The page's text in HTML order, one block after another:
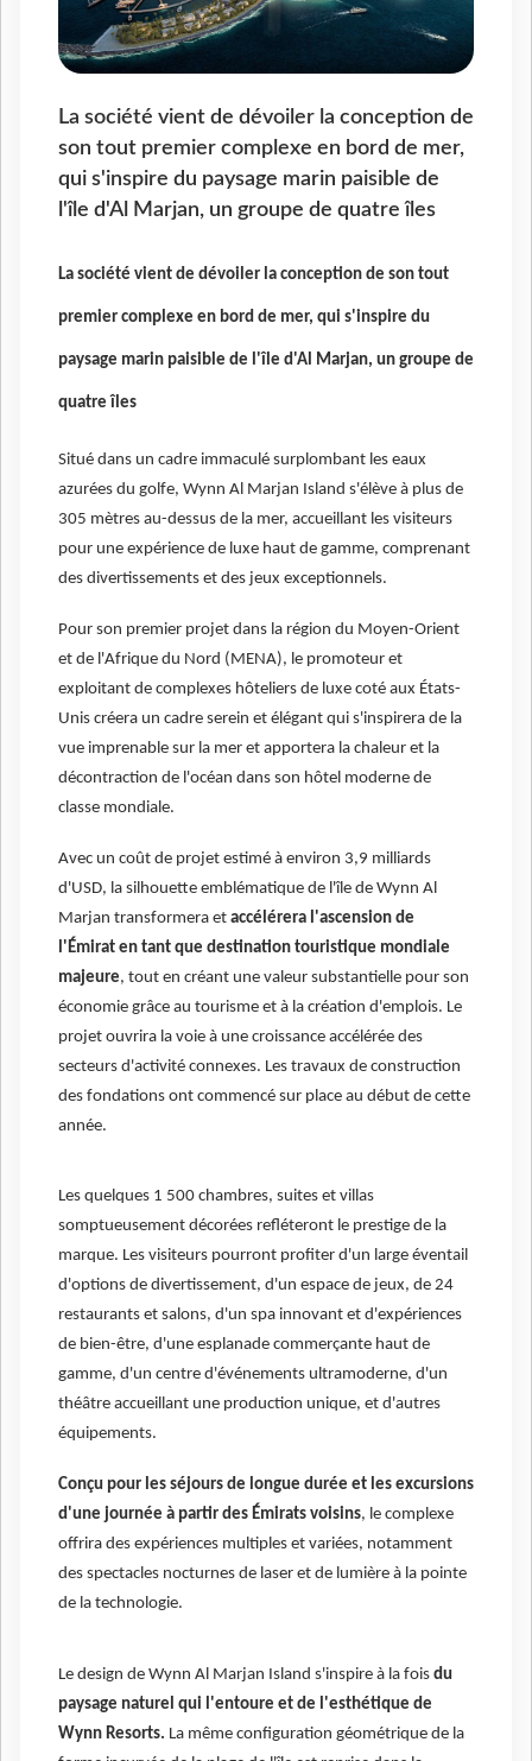
La société vient de dévoiler la conception de
son tout premier complexe en bord de mer,
qui s'inspire du paysage marin paisible de
l'île d'Al Marjan, un groupe de quatre îles
La société vient de dévoiler la conception de son tout
premier complexe en bord de mer, qui s'inspire du
paysage marin paisible de l'île d'Al Marjan, un groupe de
quatre îles
Situé dans un cadre immaculé surplombant les eaux
azurées du golfe, Wynn Al Marjan Island s'élève à plus de
305 mètres au-dessus de la mer, accueillant les visiteurs
pour une expérience de luxe haut de gamme, comprenant
des divertissements et des jeux exceptionnels.
Pour son premier projet dans la région du Moyen-Orient
et de l'Afrique du Nord (MENA), le promoteur et
exploitant de complexes hôteliers de luxe coté aux États-
Unis créera un cadre serein et élégant qui s'inspirera de la
vue imprenable sur la mer et apportera la chaleur et la
décontraction de l'océan dans son hôtel moderne de
classe mondiale.
Avec un coût de projet estimé à environ 3,9 milliards
d'USD, la silhouette emblématique de l'île de Wynn Al
Marjan transformera et accélérera l'ascension de
l'Émirat en tant que destination touristique mondiale
majeure, tout en créant une valeur substantielle pour son
économie grâce au tourisme et à la création d'emplois. Le
projet ouvrira la voie à une croissance accélérée des
secteurs d'activité connexes. Les travaux de construction
des fondations ont commencé sur place au début de cette
année.
Les quelques 1 500 chambres, suites et villas
somptueusement décorées refléteront le prestige de la
marque. Les visiteurs pourront profiter d'un large éventail
d'options de divertissement, d'un espace de jeux, de 24
restaurants et salons, d'un spa innovant et d'expériences
de bien-être, d'une esplanade commerçante haut de
gamme, d'un centre d'événements ultramoderne, d'un
théâtre accueillant une production unique, et d'autres
équipements.
Conçu pour les séjours de longue durée et les excursions
d'une journée à partir des Émirats voisins, le complexe
offrira des expériences multiples et variées, notamment
des spectacles nocturnes de laser et de lumière à la pointe
de la technologie.
Le design de Wynn Al Marjan Island s'inspire à la fois du
paysage naturel qui l'entoure et de l'esthétique de
Wynn Resorts. La même configuration géométrique de la